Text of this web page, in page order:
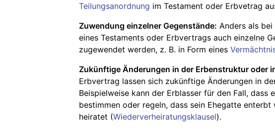
Teilungsanordnung im Testament oder Erbvetrag
Zuwendung einzelner Gegenstände: Anders als
eines Testaments oder Erbvertrags auch einzelne
zugewendet werden, z. B. in Form eines
Zukünftige Änderungen in der Erbenstruktur oder
Erbvertrag lassen sich zukünftige Änderungen in
Beispielweise kann der Erblasser für den Fall, dass
bestimmen oder regeln, dass sein Ehegatte
heiratet (Wiederverheiratungsklausel).